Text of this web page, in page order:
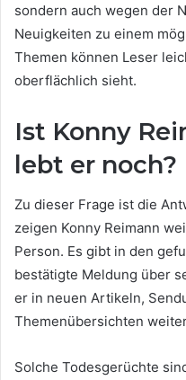
sondern auch wegen der
Neuigkeiten zu einem
Themen können Leser
oberflächlich sieht.
Ist Konny
lebt er noch?
Zu dieser Frage ist die
zeigen Konny Reimann
Person. Es gibt in den
bestätigte Meldung über
er in neuen Artikeln,
Themenübersichten
Solche Todesgerüchte